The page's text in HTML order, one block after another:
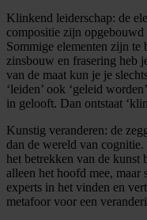
Klinkend leiderschap: de
compositie zijn
Sommige elementen zijn
zinsbouw en frasering heb
van de maat kun je je
‘leiden’ ook ‘geleid
in gelooft. Dan ontstaat
Kunstig veranderen: de
dan de wereld van
het betrekken van de kunst
alleen het hoofd mee,
experts in het vinden en
metafoor voor een